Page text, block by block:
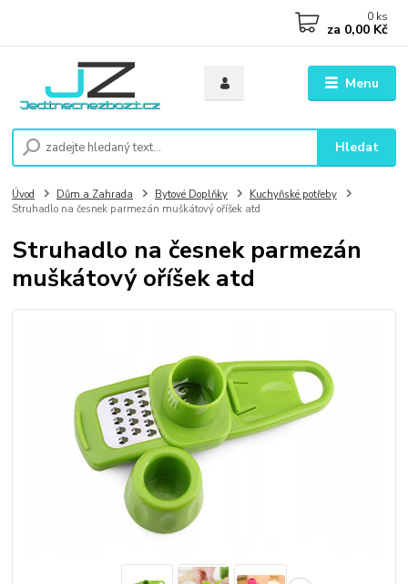
Menu
Hledat
0 ks
za 0,00 Kč
Úvod Dům a Zahrada Bytové Doplňky
Kuchyňské potřeby
Struhadlo na česnek parmezán muškátový oříšek atd
Struhadlo na česnek parmezán
muškátový oříšek atd